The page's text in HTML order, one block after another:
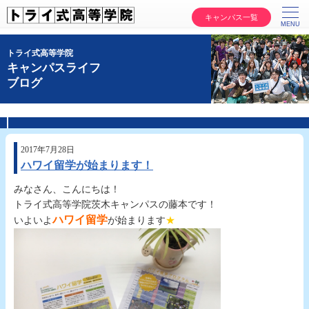
キャンパス一覧
トライ式高等学院
キャンパスライフ
ブログ
2017年7月28日
ハワイ留学が始まります！
みなさん、こんにちは！
トライ式高等学院茨木キャンパスの藤本です！
いよいよハワイ留学が始まります★